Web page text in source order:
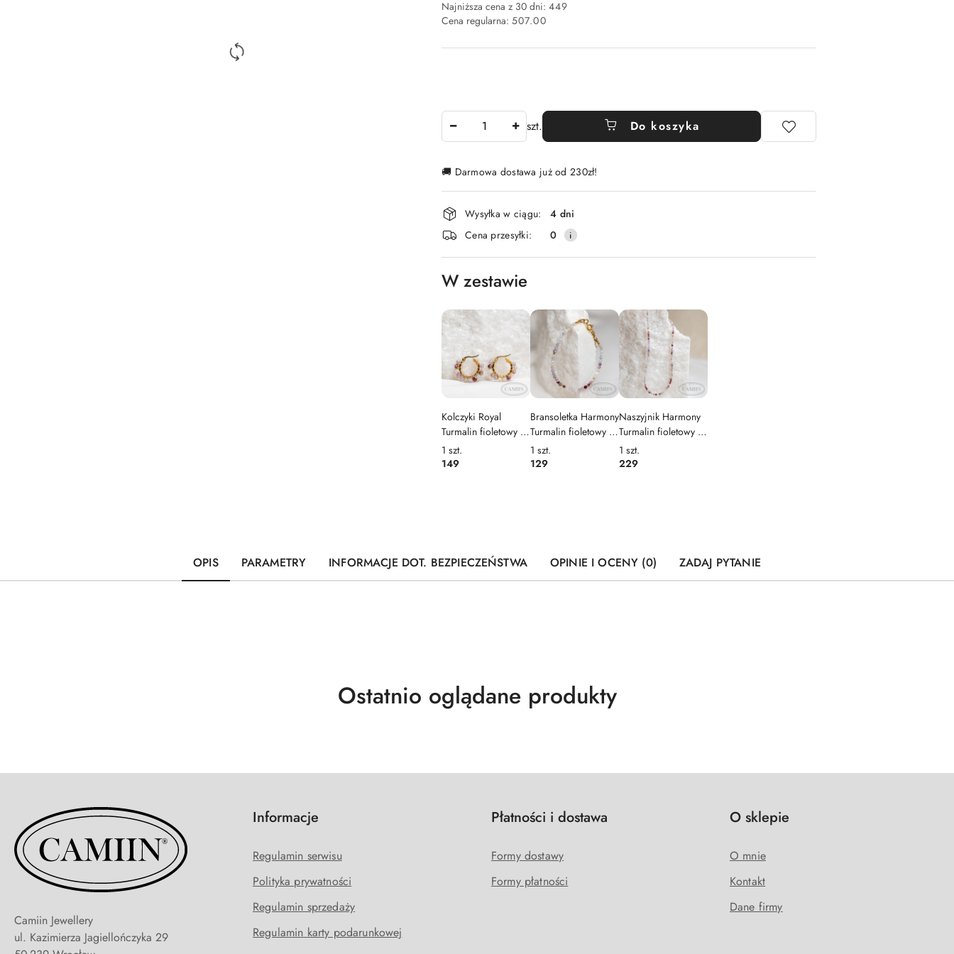
Najniższa cena z 30 dni: 449
Cena regularna: 507.00
szt. Do koszyka
🚚 Darmowa dostawa już od 230zł!
Dostępność
i
dostawa
Wysyłka w ciągu:
4 dni
Cena przesyłki:
0
W zestawie
Kolczyki Royal
Turmalin fioletowy |
Spring Breeze
1 szt.
149
Bransoletka Harmony
Turmalin fioletowy |
Spring Breeze
1 szt.
129
Naszyjnik Harmony
Turmalin fioletowy |
Spring Breeze
1 szt.
229
OPIS PARAMETRY INFORMACJE DOT. BEZPIECZEŃSTWA OPINIE I OCENY (0) ZADAJ PYTANIE
Produkty
Ostatnio oglądane produkty
Camiin Jewellery
ul. Kazimierza Jagiellończyka 29
Informacje
Regulamin serwisu
Polityka prywatności
Regulamin sprzedaży
Regulamin karty podarunkowej
Płatności i dostawa
Formy dostawy
Formy płatności
O sklepie
O mnie
Kontakt
Dane firmy